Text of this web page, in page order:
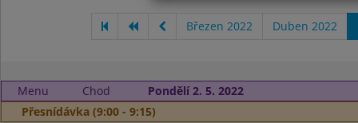
Březen 2022 Duben 2022
Menu Chod
Pondělí 2. 5. 2022
Přesnídávka (9:00 - 9:15)